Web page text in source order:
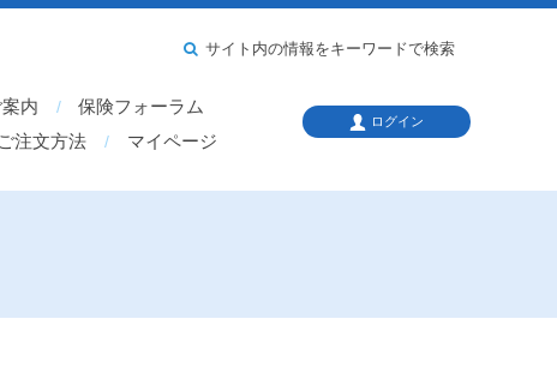
内
保険フォーラム
注文方法
マイページ
サイト内の情報をキーワードで検索
ログイン